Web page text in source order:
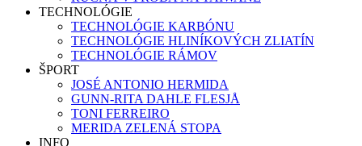
TECHNOLÓGIE
TECHNOLÓGIE KARBÓNU
TECHNOLÓGIE HLINÍKOVÝCH ZLIATÍN
TECHNOLÓGIE RÁMOV
ŠPORT
JOSÉ ANTONIO HERMIDA
GUNN-RITA DAHLE FLESJÅ
TONI FERREIRO
MERIDA ZELENÁ STOPA
INFO